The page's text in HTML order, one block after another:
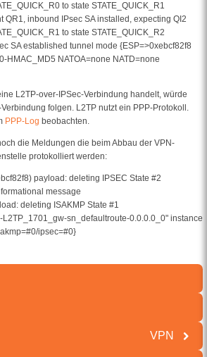
to state STATE_QUICK_R1
QR1, inbound IPsec SA installed, expecting QI2
to state STATE_QUICK_R2
SA established tunnel mode {ESP=>0xebcf82f8
HMAC_MD5 NATOA=none NATD=none
L2TP-over-IPSec-Verbindung handelt, würde
folgen. L2TP nutzt ein PPP-Protokoll.
PPP-Log beobachten.
die Meldungen die beim Abbau der VPN-
protokolliert werden:
payload: deleting IPSEC State #2
message
deleting ISAKMP State #1
sn_defaultroute-0.0.0.0_0" instance
ipsec=#0}
VPN